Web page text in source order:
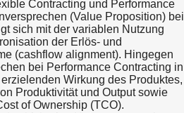
Contracting und Performance
(Value Proposition) bei
sich mit der variablen Nutzung
der Erlös- und
(cashflow alignment). Hingegen
bei Performance Contracting in
Wirkung des Produktes,
Produktivität und Output sowie
of Ownership (TCO).